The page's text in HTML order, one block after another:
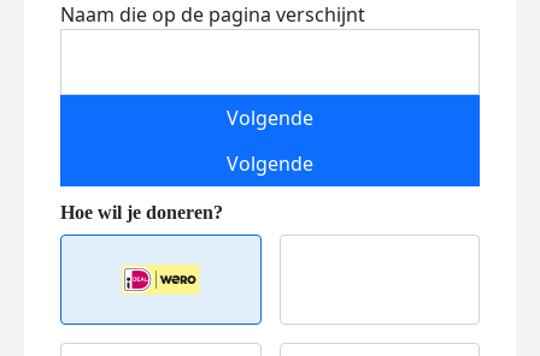
Naam die op de pagina verschijnt
Volgende
Volgende